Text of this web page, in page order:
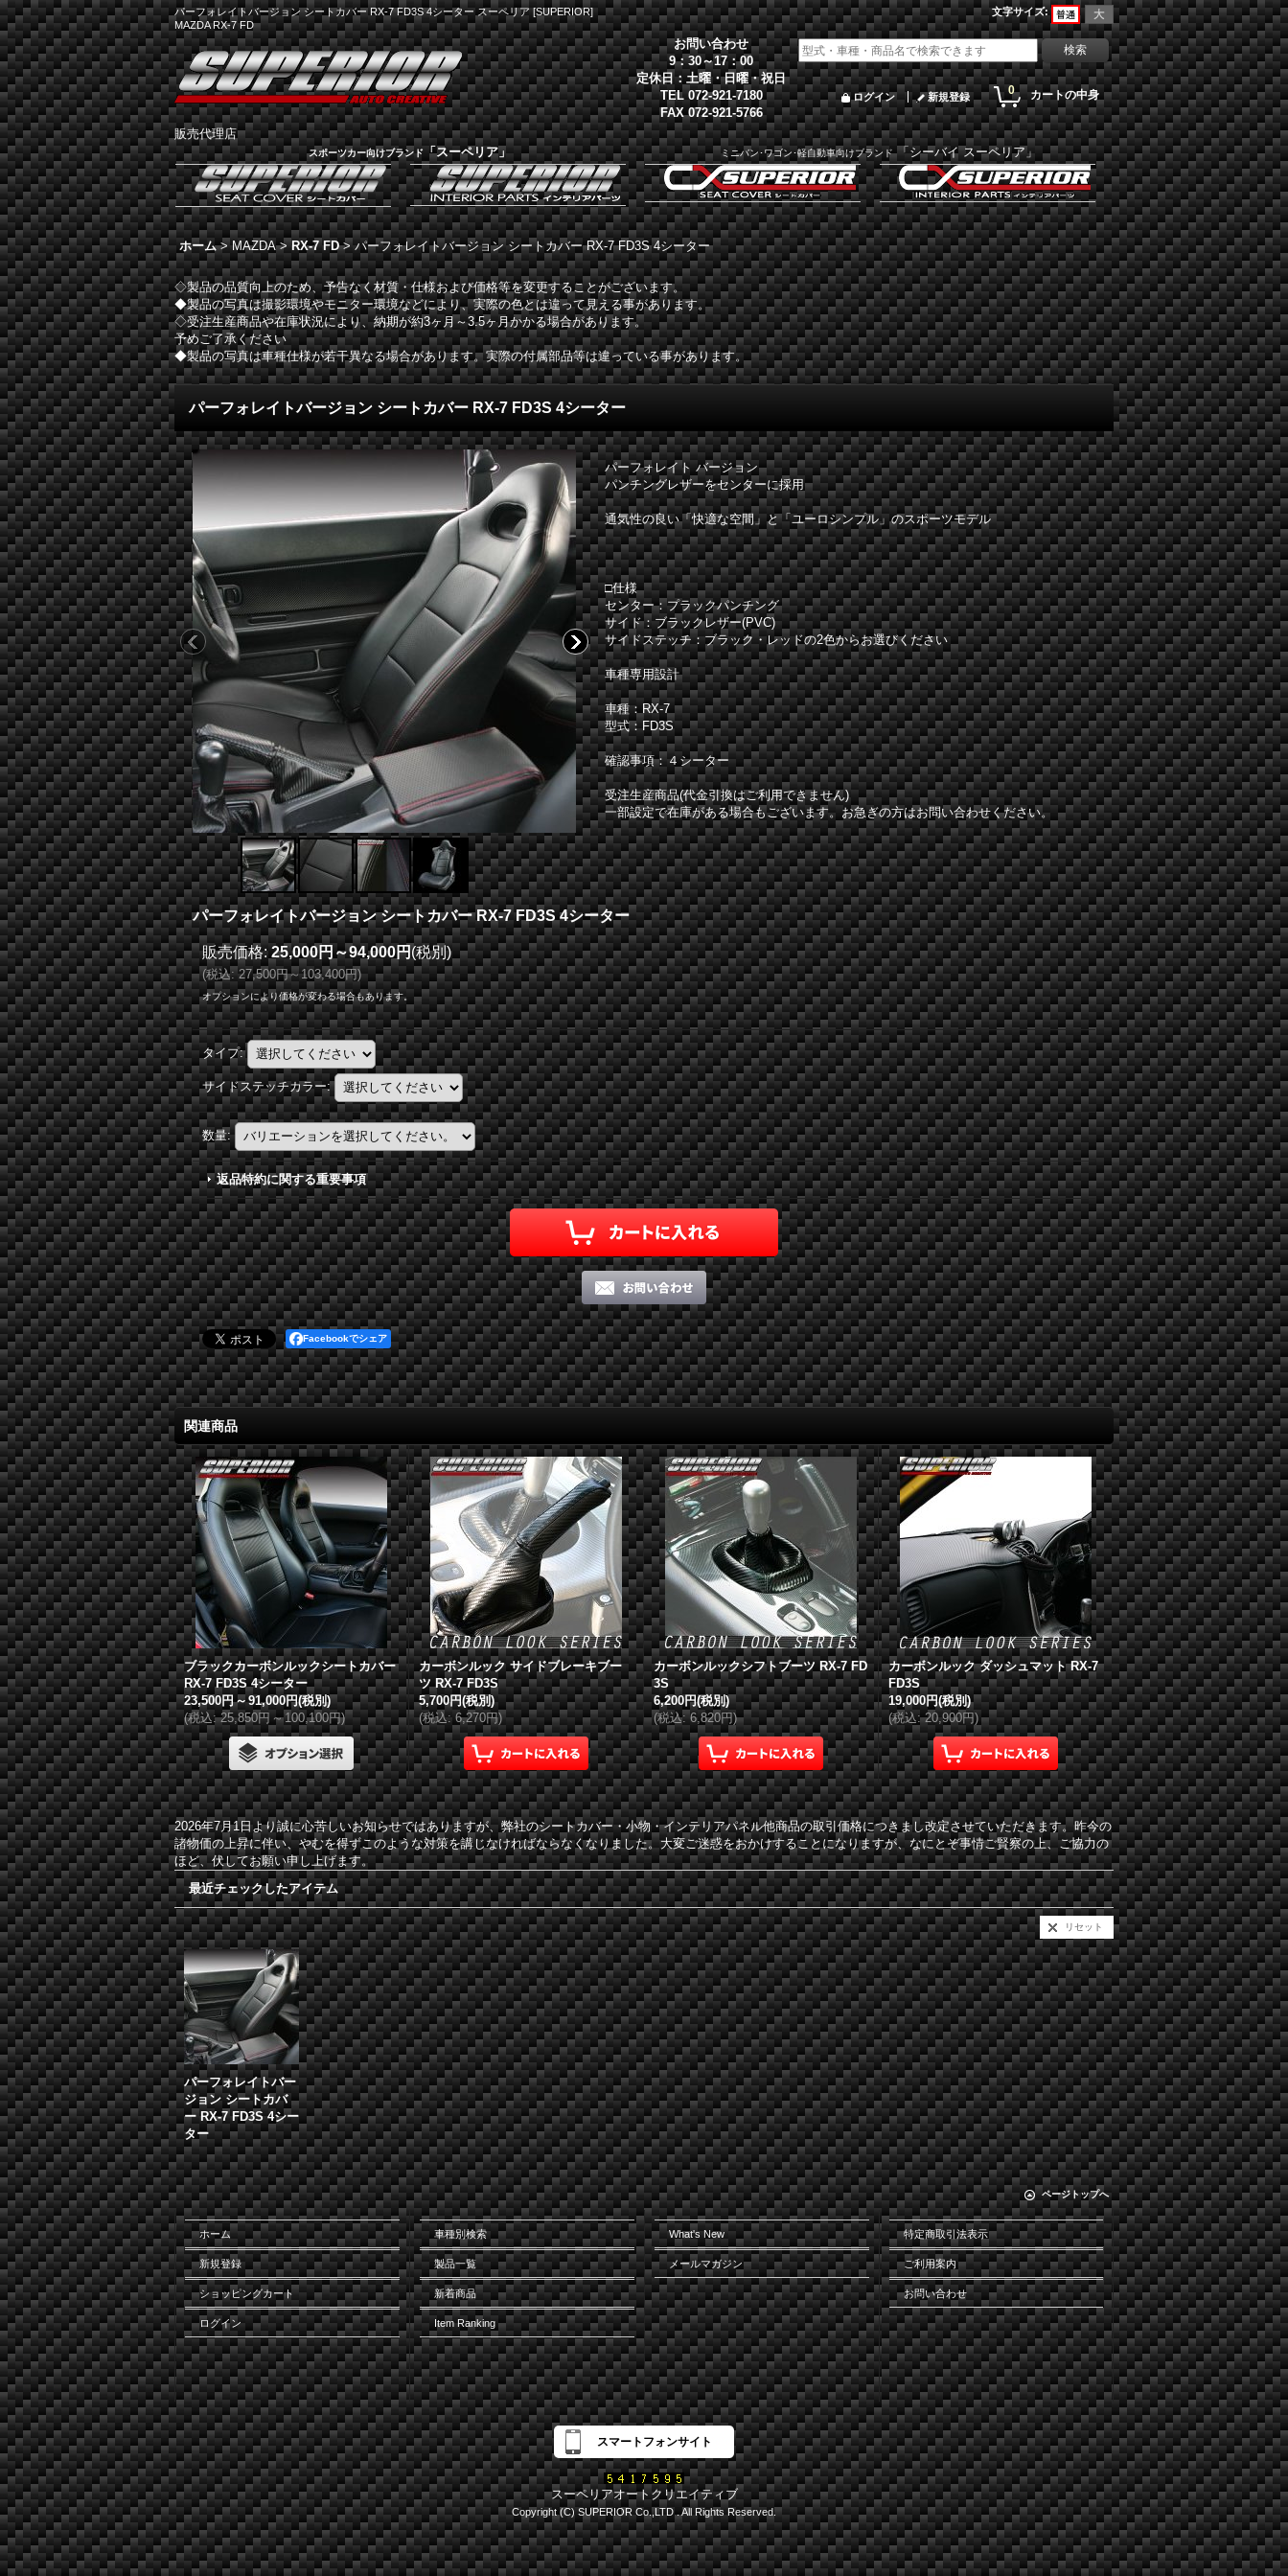
パーフォレイトバージョン シートカバー RX-7 FD3S 4シーター スーペリア [SUPERIOR]
MAZDA RX-7 FD
文字サイズ:
お問い合わせ
9：30～17：00
定休日：土曜・日曜・祝日
TEL 072-921-7180
FAX 072-921-5766
0 カートの中身
ログイン 新規登録
販売代理店
スポーツカー向けブランド「スーペリア」 ミニバン･ワゴン･軽自動車向けブランド「シーバイ スーペリア」
ホーム > MAZDA > RX-7 FD > パーフォレイトバージョン シートカバー RX-7 FD3S 4シーター
◇製品の品質向上のため、予告なく材質・仕様および価格等を変更することがございます。
◆製品の写真は撮影環境やモニター環境などにより、実際の色とは違って見える事があります。
◇受注生産商品や在庫状況により、納期が約3ヶ月～3.5ヶ月かかる場合があります。
予めご了承ください
◆製品の写真は車種仕様が若干異なる場合があります。実際の付属部品等は違っている事があります。
パーフォレイトバージョン シートカバー RX-7 FD3S 4シーター
パーフォレイト バージョン
パンチングレザーをセンターに採用
通気性の良い「快適な空間」と「ユーロシンプル」のスポーツモデル
□仕様
センター：プラックパンチング
サイド：ブラックレザー(PVC)
サイドステッチ：ブラック・レッドの2色からお選びください
車種専用設計
車種：RX-7
型式：FD3S
確認事項：４シーター
受注生産商品(代金引換はご利用できません)
一部設定で在庫がある場合もございます。お急ぎの方はお問い合わせください。
パーフォレイトバージョン シートカバー RX-7 FD3S 4シーター
販売価格: 25,000円～94,000円(税別)
(税込: 27,500円～103,400円)
オプションにより価格が変わる場合もあります。
タイプ:
サイドステッチカラー:
数量:
返品特約に関する重要事項
Facebookでシェア
関連商品
ブラックカーボンルックシートカバー
RX-7 FD3S 4シーター
23,500円～ 91,000円(税別)
(税込: 25,850円 ～100,100円)
カーボンルック サイドブレーキブー
ツ RX-7 FD3S
5,700円(税別)
(税込: 6,270円)
カーボンルックシフトブーツ RX-7 FD
3S
6,200円(税別)
(税込: 6,820円)
カーボンルック ダッシュマット RX-7
FD3S
19,000円(税別)
(税込: 20,900円)
2026年7月1日より誠に心苦しいお知らせではありますが、弊社のシートカバー・小物・インテリアパネル他商品の取引価格につきまし改定させていただきます。昨今の
諸物価の上昇に伴い、やむを得ずこのような対策を講じなければならなくなりました。大変ご迷惑をおかけすることになりますが、なにとぞ事情ご賢察の上、ご協力の
ほど、伏してお願い申し上げます。
最近チェックしたアイテム
リセット
パーフォレイトバー
ジョン シートカバ
ー RX-7 FD3S 4シー
ター
ページトップへ
ホーム
新規登録
ショッピングカート
ログイン
車種別検索
製品一覧
新着商品
Item Ranking
What's New
メールマガジン
特定商取引法表示
ご利用案内
お問い合わせ
スマートフォンサイト
スーペリアオートクリエイティブ
Copyright (C) SUPERIOR Co.,LTD . All Rights Reserved.